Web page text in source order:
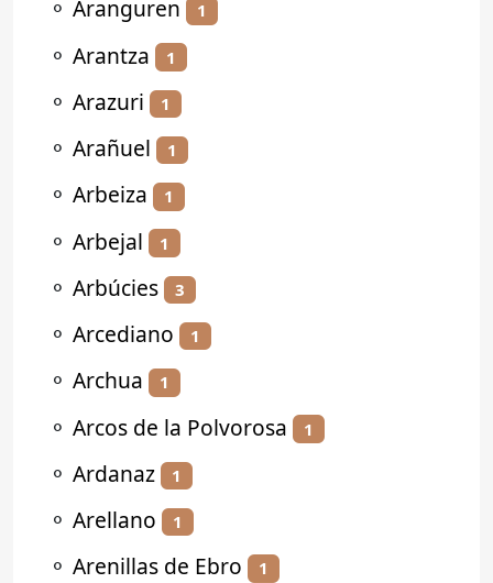
⚬ Aranguren 1
⚬ Arantza 1
⚬ Arazuri 1
⚬ Arañuel 1
⚬ Arbeiza 1
⚬ Arbejal 1
⚬ Arbúcies 3
⚬ Arcediano 1
⚬ Archua 1
⚬ Arcos de la Polvorosa 1
⚬ Ardanaz 1
⚬ Arellano 1
⚬ Arenillas de Ebro 1